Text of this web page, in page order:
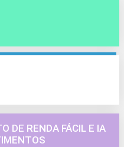
DE RENDA FÁCIL E IA